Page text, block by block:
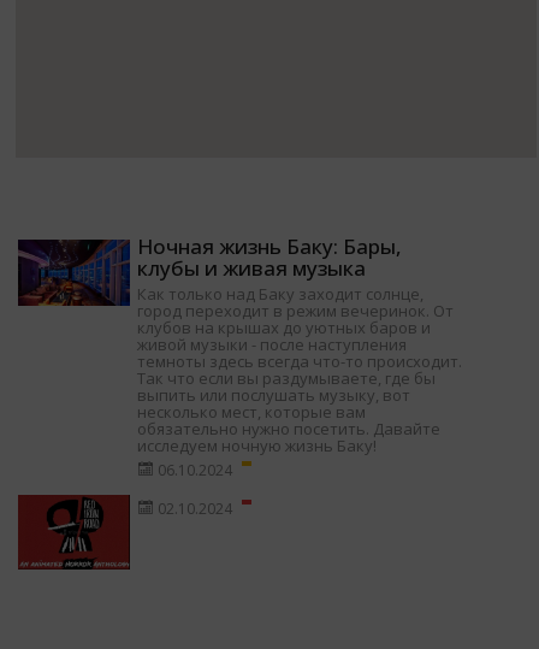
Ночная жизнь Баку: Бары,
клубы и живая музыка
Как только над Баку заходит солнце,
город переходит в режим вечеринок. От
клубов на крышах до уютных баров и
живой музыки - после наступления
темноты здесь всегда что-то происходит.
Так что если вы раздумываете, где бы
выпить или послушать музыку, вот
несколько мест, которые вам
обязательно нужно посетить. Давайте
исследуем ночную жизнь Баку!
06.10.2024
02.10.2024